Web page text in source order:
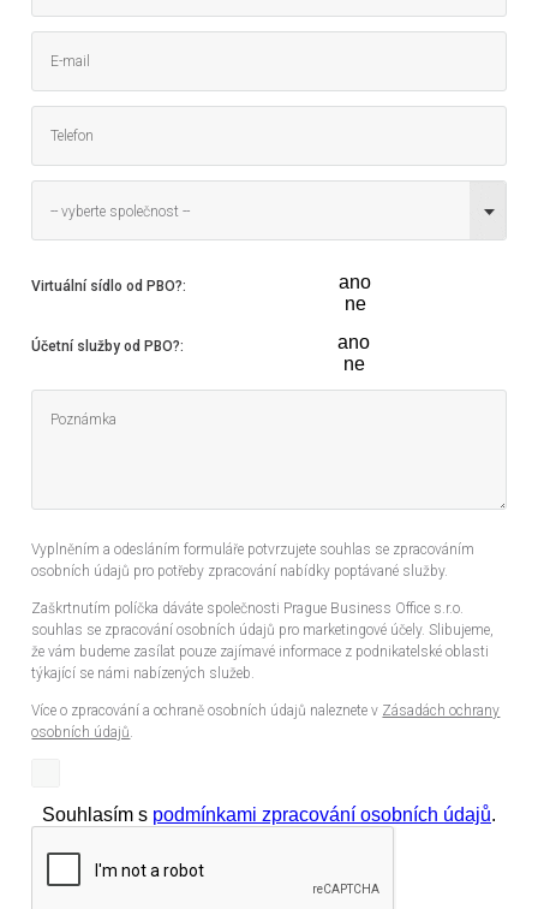
-- vyberte společnost --
Virtuální sídlo od PBO?:
ano
ne
Účetní služby od PBO?:
ano
ne
Vyplněním a odesláním formuláře potvrzujete souhlas se zpracováním
osobních údajů pro potřeby zpracování nabídky poptávané služby.
Zaškrtnutím políčka dáváte společnosti Prague Business Office s.r.o.
souhlas se zpracování osobních údajů pro marketingové účely. Slibujeme,
že vám budeme zasílat pouze zajímavé informace z podnikatelské oblasti
týkající se námi nabízených služeb.
Více o zpracování a ochraně osobních údajů naleznete v Zásadách ochrany
osobních údajů.
Souhlasím s podmínkami zpracování osobních údajů.